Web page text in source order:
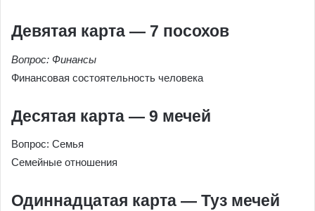
Девятая карта — 7 посохов
Вопрос: Финансы
Финансовая состоятельность человека
Десятая карта — 9 мечей
Вопрос: Семья
Семейные отношения
Одиннадцатая карта — Туз мечей